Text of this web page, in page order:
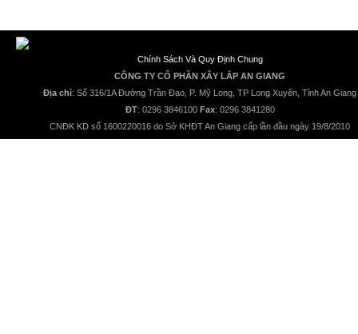
Chính Sách Và Quy Định Chung
CÔNG TY CỔ PHẦN XÂY LẮP AN GIANG
Địa chỉ: Số 316/1A Đường Trần Đạo, P. Mỹ Long, TP Long Xuyên, Tỉnh An Giang
ĐT: 0296 3846100 Fax: 0296 3841280
CNĐK KD số 1600220016 do Sở KHĐT An Giang cấp lần đầu ngày 19/8/2010